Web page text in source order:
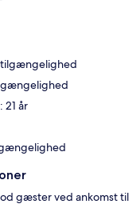
år
gæster ved ankomst til